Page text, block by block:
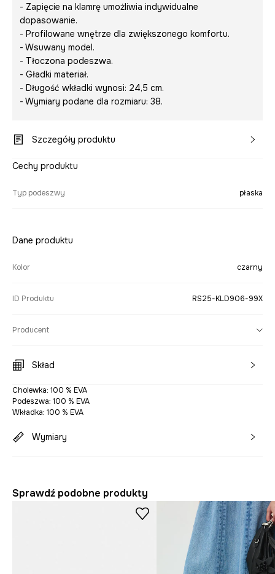
- Zapięcie na klamrę umożliwia indywidualne
dopasowanie.
- Profilowane wnętrze dla zwiększonego komfortu.
- Wsuwany model.
- Tłoczona podeszwa.
- Gładki materiał.
- Długość wkładki wynosi: 24,5 cm.
- Wymiary podane dla rozmiaru: 38.
Szczegóły produktu
Cechy produktu
Typ podeszwy płaska
Dane produktu
Kolor czarny
ID Produktu RS25-KLD906-99X
Producent
Skład
Cholewka: 100 % EVA
Podeszwa: 100 % EVA
Wkładka: 100 % EVA
Wymiary
Sprawdź podobne produkty